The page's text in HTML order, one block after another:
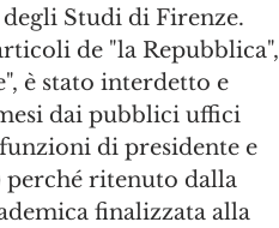
Studi di Firenze.
de "la Repubblica",
è stato interdetto e
dai pubblici uffici
di presidente e
perché ritenuto dalla
finalizzata alla